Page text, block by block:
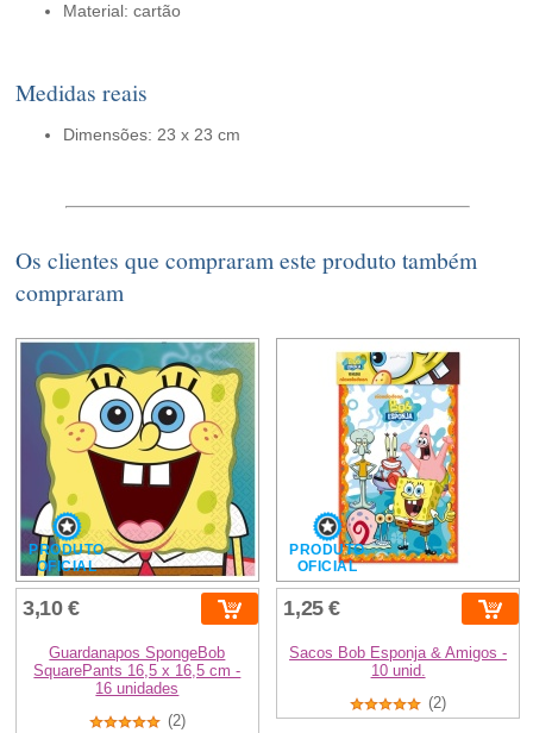
Material: cartão
Medidas reais
Dimensões: 23 x 23 cm
Os clientes que compraram este produto também
compraram
PRODUTO
OFICIAL
3,10 €
Guardanapos SpongeBob
SquarePants 16,5 x 16,5 cm -
16 unidades
(2)
PRODUTO
OFICIAL
1,25 €
Sacos Bob Esponja & Amigos -
10 unid.
(2)